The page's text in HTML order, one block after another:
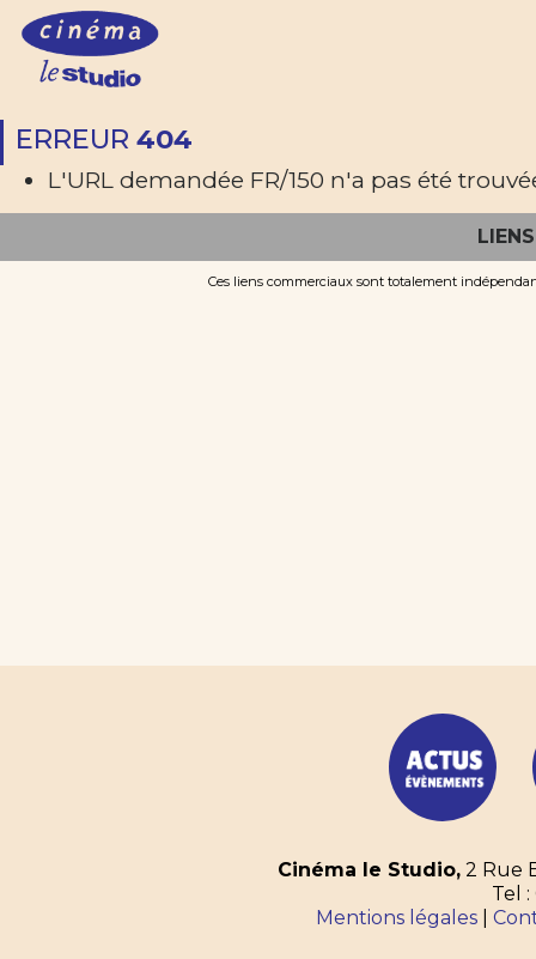
ERREUR 404
L'URL demandée FR/150 n'a pas été
Ces liens commerciaux sont totalement
Cinéma le Studio,2 Rue
Tel :
Mentions légales|